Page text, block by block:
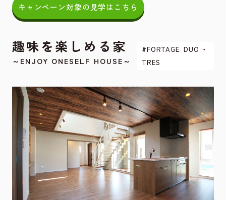
キャンペーン対象の見学はこちら
趣味を楽しめる家
～ENJOY ONESELF HOUSE～
#FORTAGE DUO・
TRES